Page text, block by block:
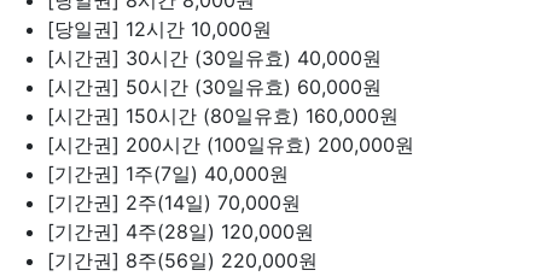
[당일권] 12시간 10,000원
[시간권] 30시간 (30일유효) 40,000원
[시간권] 50시간 (30일유효) 60,000원
[시간권] 150시간 (80일유효) 160,000원
[시간권] 200시간 (100일유효) 200,000원
[기간권] 1주(7일) 40,000원
[기간권] 2주(14일) 70,000원
[기간권] 4주(28일) 120,000원
[기간권] 8주(56일) 220,000원